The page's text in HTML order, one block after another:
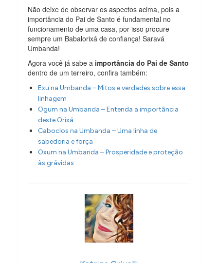
Não deixe de observar os aspectos acima, pois a
importância do Pai de Santo é fundamental no
funcionamento de uma casa, por isso procure
sempre um Babalorixá de confiança! Saravá
Umbanda!
Agora você já sabe a importância do Pai de Santo
dentro de um terreiro, confira também:
Exu na Umbanda – Mitos e verdades sobre essa
linhagem
Ogum na Umbanda – Entenda a importância
deste Orixá
Caboclos na Umbanda – Uma linha de
sabedoria e força
Oxum na Umbanda – Prosperidade e proteção
às grávidas